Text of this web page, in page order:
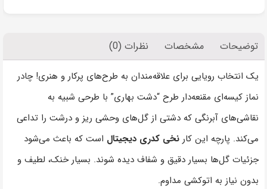
توضیحات مشخصات نظرات (0)
یک انتخاب رویایی برای علاقه‌مندان به طرح‌های پرکار و هنری! چادر
نماز کیسه‌ای مقنعه‌دار طرح “دشت بهاری” با طرحی شبیه به
نقاشی‌های آبرنگی که دشتی از گل‌های وحشی ریز و درشت را تداعی
می‌کند. پارچه این کارنخی کدری دیجیتال است که باعث می‌شود
جزئیات گل‌ها بسیار دقیق و شفاف دیده شوند. بسیار خنک، لطیف و
بدون نیاز به اتوکشی مداوم.